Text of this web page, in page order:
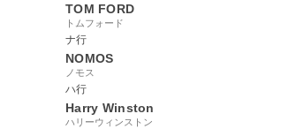
TOM FORD
トムフォード
ナ行
NOMOS
ノモス
ハ行
Harry Winston
ハリーウィンストン